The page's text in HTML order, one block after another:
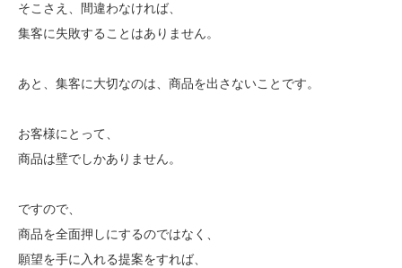
そこさえ、間違わなければ、
集客に失敗することはありません。
あと、集客に大切なのは、商品を出さないことです。
お客様にとって、
商品は壁でしかありません。
ですので、
商品を全面押しにするのではなく、
願望を手に入れる提案をすれば、